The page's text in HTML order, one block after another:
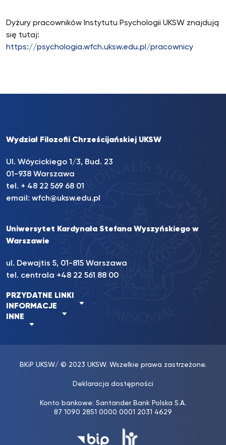
Dyżury pracowników Instytutu Psychologii UKSW znajdują
się tutaj:
https://psychologia.wfch.uksw.edu.pl/pracownicy
Wydział Filozofii Chrześcijańskiej UKSW
Ul. Wóycickiego 1/3, Bud. 23
01-938 Warszawa
tel. + 48 22 569 68 01
email: wfch@uksw.edu.pl
Uniwersytet Kardynała Stefana Wyszyńskiego w
Warszawie
ul. Dewajtis 5, 01-815 Warszawa
tel. centrala +48 22 561 88 00
PRZYDATNE LINKI
INFORMACJE
INNE
BKiP UKSW/ © 2023 UKSW. Wszelkie prawa zastrzeżone.
Deklaracja dostępności
Konto bankowe: Santander Bank Polska S.A.
87 1090 2851 0000 0001 2031 4629